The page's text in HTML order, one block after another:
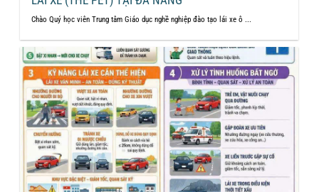
Chào Quý học viên Trung tâm Giáo dục nghề nghiệp đào tạo lái xe ô ...